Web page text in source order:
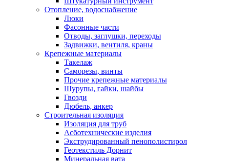
Отопление, водоснабжение
Люки
Фасонные части
Отводы, заглушки, переходы
Задвижки, вентиля, краны
Крепежные материалы
Такелаж
Саморезы, винты
Прочие крепежные материалы
Шурупы, гайки, шайбы
Гвозди
Дюбель, анкер
Строительная изоляция
Изоляция для труб
Асботехнические изделия
Экструдированный пенополистирол
Геотекстиль Дорнит
Минеральная вата